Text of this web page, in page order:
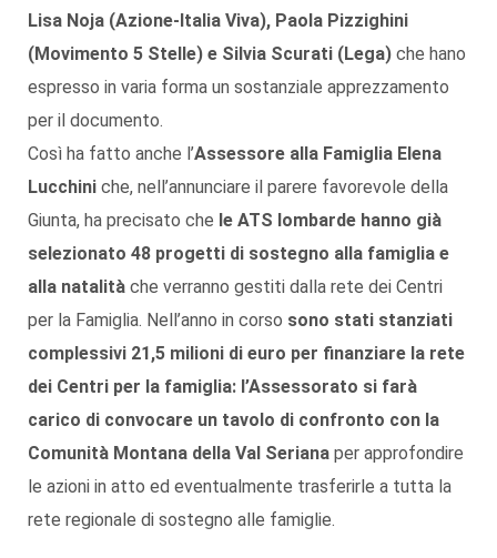
Lisa Noja (Azione-Italia Viva), Paola Pizzighini
(Movimento 5 Stelle) e Silvia Scurati (Lega) che hano
espresso in varia forma un sostanziale apprezzamento
per il documento.
Così ha fatto anche l’Assessore alla Famiglia Elena
Lucchini che, nell’annunciare il parere favorevole della
Giunta, ha precisato che le ATS lombarde hanno già
selezionato 48 progetti di sostegno alla famiglia e
alla natalità che verranno gestiti dalla rete dei Centri
per la Famiglia. Nell’anno in corso sono stati stanziati
complessivi 21,5 milioni di euro per finanziare la rete
dei Centri per la famiglia: l’Assessorato si farà
carico di convocare un tavolo di confronto con la
Comunità Montana della Val Seriana per approfondire
le azioni in atto ed eventualmente trasferirle a tutta la
rete regionale di sostegno alle famiglie.